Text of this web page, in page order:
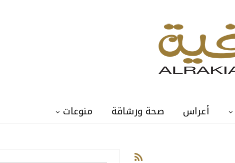
أعراس صحة ورشاقة منوعات